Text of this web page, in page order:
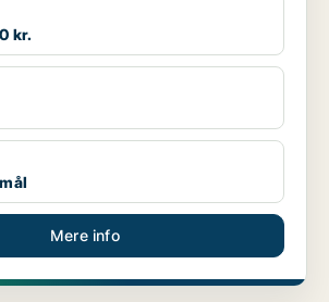
kr.
Mere info